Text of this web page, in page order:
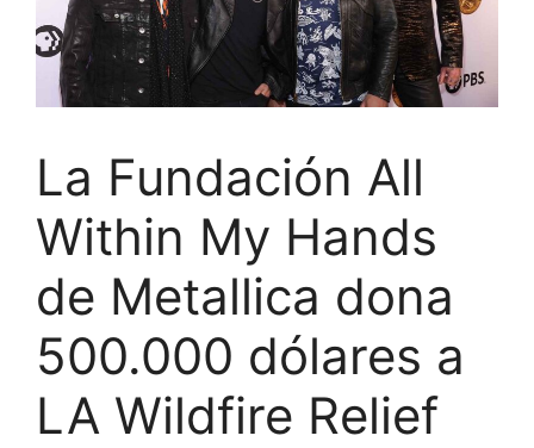
La Fundación All
Within My Hands
de Metallica dona
500.000 dólares a
LA Wildfire Relief